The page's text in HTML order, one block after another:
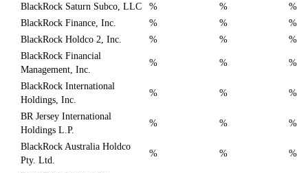
BlackRock Saturn Subco, LLC
% %
%
BlackRock Finance, Inc.
% %
%
BlackRock Holdco 2, Inc.
% %
%
BlackRock Financial
Management, Inc.
% % %
BlackRock International
Holdings, Inc.
% % %
BR Jersey International
Holdings L.P.
% % %
BlackRock Australia Holdco
Pty. Ltd.
% % %